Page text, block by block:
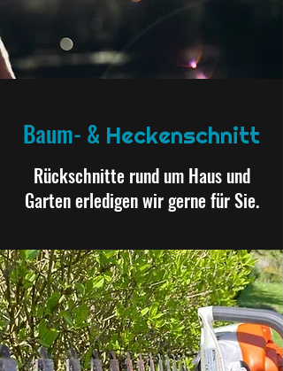
Baum- & Heckenschnitt
Rückschnitte rund um Haus und
Garten erledigen wir gerne für Sie.